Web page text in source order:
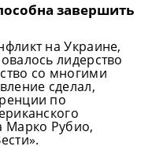
завершить
на Украине,
лидерство
со многими
сделал,
по
Марко Рубио,